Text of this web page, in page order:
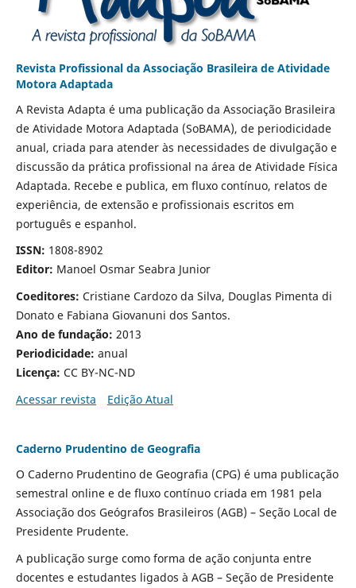
Revista Profissional da Associação Brasileira de Atividade
Motora Adaptada
A Revista Adapta é uma publicação da Associação Brasileira
de Atividade Motora Adaptada (SoBAMA), de periodicidade
anual, criada para atender às necessidades de divulgação e
discussão da prática profissional na área de Atividade Física
Adaptada. Recebe e publica, em fluxo contínuo, relatos de
experiência, de extensão e profissionais escritos em
português e espanhol.
ISSN: 1808-8902
Editor: Manoel Osmar Seabra Junior
Coeditores: Cristiane Cardozo da Silva, Douglas Pimenta di
Donato e Fabiana Giovanuni dos Santos.
Ano de fundação: 2013
Periodicidade: anual
Licença: CC BY-NC-ND
Acessar revista
Edição Atual
Caderno Prudentino de Geografia
O Caderno Prudentino de Geografia (CPG) é uma publicação
semestral online e de fluxo contínuo criada em 1981 pela
Associação dos Geógrafos Brasileiros (AGB) – Seção Local de
Presidente Prudente.
A publicação surge como forma de ação conjunta entre
docentes e estudantes ligados à AGB – Seção de Presidente